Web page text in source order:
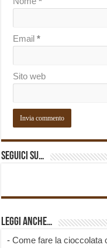
Email*
Sito web
Seguici su…
Leggi anche…
-Come fare la cioccolata